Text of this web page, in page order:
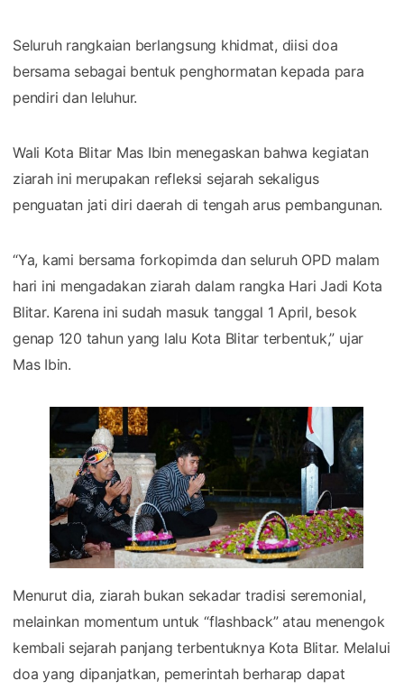
Seluruh rangkaian berlangsung khidmat, diisi doa
bersama sebagai bentuk penghormatan kepada para
pendiri dan leluhur.
Wali Kota Blitar Mas Ibin menegaskan bahwa kegiatan
ziarah ini merupakan refleksi sejarah sekaligus
penguatan jati diri daerah di tengah arus pembangunan.
“Ya, kami bersama forkopimda dan seluruh OPD malam
hari ini mengadakan ziarah dalam rangka Hari Jadi Kota
Blitar. Karena ini sudah masuk tanggal 1 April, besok
genap 120 tahun yang lalu Kota Blitar terbentuk,” ujar
Mas Ibin.
Menurut dia, ziarah bukan sekadar tradisi seremonial,
melainkan momentum untuk “flashback” atau menengok
kembali sejarah panjang terbentuknya Kota Blitar. Melalui
doa yang dipanjatkan, pemerintah berharap dapat